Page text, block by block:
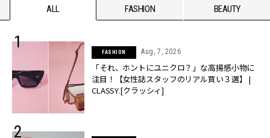
ALL FASHION BEAUTY
FASHION Aug, 7, 2026
「それ、ホントにユニクロ？」な高揚感小物に
注目！【女性誌スタッフのリアル買い３選】 |
CLASSY.[クラッシィ]